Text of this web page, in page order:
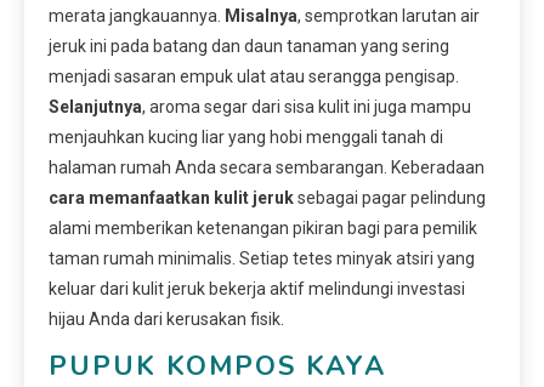
merata jangkauannya. Misalnya, semprotkan larutan air
jeruk ini pada batang dan daun tanaman yang sering
menjadi sasaran empuk ulat atau serangga pengisap.
Selanjutnya, aroma segar dari sisa kulit ini juga mampu
menjauhkan kucing liar yang hobi menggali tanah di
halaman rumah Anda secara sembarangan. Keberadaan
cara memanfaatkan kulit jeruksebagai pagar pelindung
alami memberikan ketenangan pikiran bagi para pemilik
taman rumah minimalis. Setiap tetes minyak atsiri yang
keluar dari kulit jeruk bekerja aktif melindungi investasi
hijau Anda dari kerusakan fisik.
PUPUK KOMPOS KAYA